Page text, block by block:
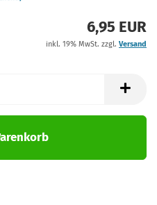
6,95 EUR
inkl. 19% MwSt. zzgl. Versand